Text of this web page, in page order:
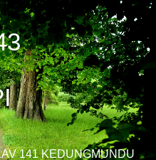
141 KEDUNGMUNDU